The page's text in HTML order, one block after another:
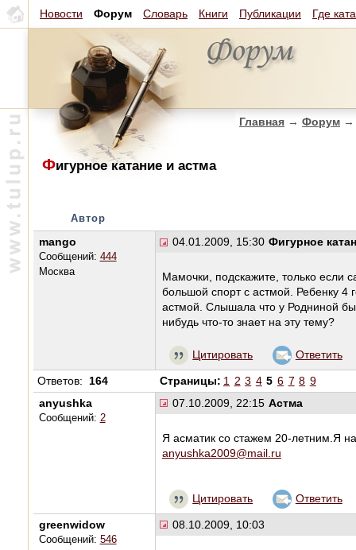
Новости Форум Словарь Книги Публикации Где
Главная → Форум →
Фигурное катание и астма
Автор
mango
Сообщений: 444
Москва
04.01.2009, 15:30 Фигурное
Мамочки, подскажите, только если
большой спорт с астмой. Ребенку
астмой. Слышала что у Родниной
нибудь что-то знает на эту тему?
Цитировать Ответить
Ответов: 164 Страницы: 1 2 3 4 5 6 7 8 9
anyushka
Сообщений: 2
07.10.2009, 22:15 Астма
Я асматик со стажем 20-летним.Я
anyushka2009@mail.ru
Цитировать Ответить
greenwidow
Сообщений: 546
08.10.2009, 10:03